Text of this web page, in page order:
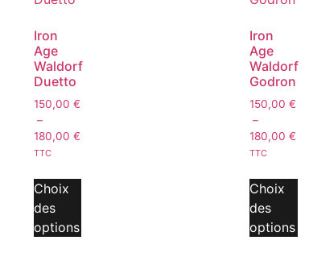
Iron
Age
Waldorf
Duetto
150,00 €
–
180,00 €
TTC
Choix
des
options
Iron
Age
Waldorf
Godron
150,00€
–
180,00€
TTC
Choix
des
options